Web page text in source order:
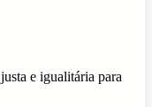
e igualitária para